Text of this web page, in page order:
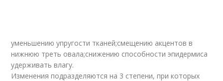
уменьшению упругости тканей;смещению акцентов в
нижнюю треть овала;снижению способности эпидермиса
удерживать влагу.
Изменения подразделяются на 3 степени, при которых